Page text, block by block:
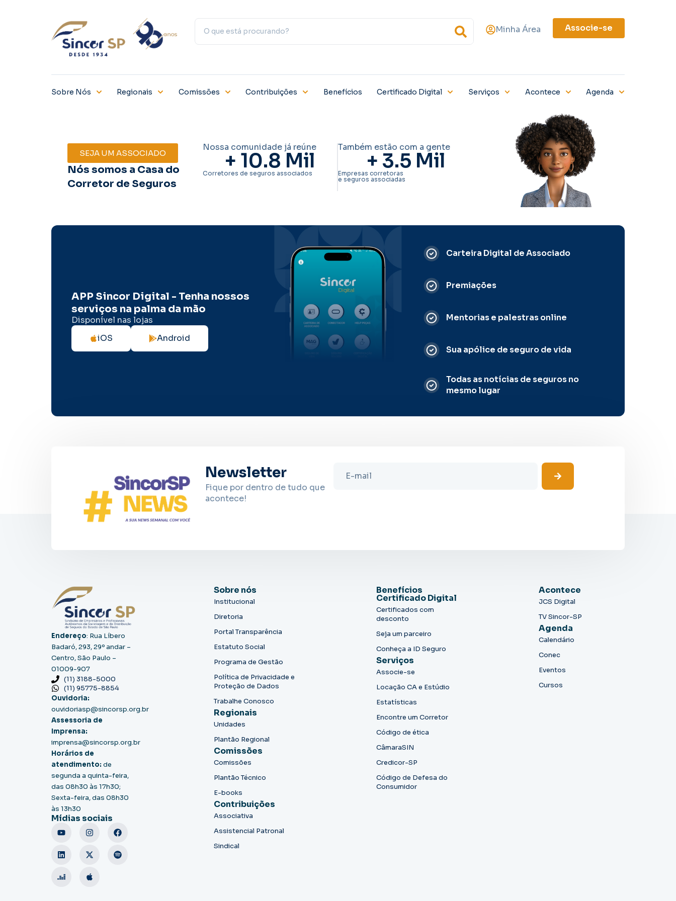
Minha Área Associe-se
Sobre Nós Regionais Comissões Contribuições Benefícios Certificado Digital Serviços Acontece Agenda
SEJA UM ASSOCIADO
Nós somos a Casa do
Corretor de Seguros
Nossa comunidade já reúne
+ 10.8 Mil
Corretores de seguros associados
Também estão com a gente
+ 3.5 Mil
Empresas corretoras
e seguros associadas
APP Sincor Digital - Tenha nossos
serviços na palma da mão
Disponível nas lojas
iOS
Android
Carteira Digital de Associado
Premiações
Mentorias e palestras online
Sua apólice de seguro de vida
Todas as notícias de seguros no
mesmo lugar
Newsletter
Fique por dentro de tudo que
acontece!
Endereço: Rua Líbero
Badaró, 293, 29º andar –
Centro, São Paulo –
01009-907
(11) 3188-5000
(11) 95775-8854
Ouvidoria:
ouvidoriasp@sincorsp.org.br
Assessoria de
Imprensa:
imprensa@sincorsp.org.br
Horários de
atendimento: de
segunda a quinta-feira,
das 08h30 às 17h30;
Sexta-feira, das 08h30
às 13h30
Mídias sociais
Sobre nós
Institucional
Diretoria
Portal Transparência
Estatuto Social
Programa de Gestão
Política de Privacidade e
Proteção de Dados
Trabalhe Conosco
Regionais
Unidades
Plantão Regional
Comissões
Comissões
Plantão Técnico
E-books
Contribuições
Associativa
Assistencial Patronal
Sindical
Benefícios
Certificado Digital
Certificados com
desconto
Seja um parceiro
Conheça a ID Seguro
Serviços
Associe-se
Locação CA e Estúdio
Estatísticas
Encontre um Corretor
Código de ética
CâmaraSIN
Credicor-SP
Código de Defesa do
Consumidor
Acontece
JCS Digital
TV Sincor-SP
Agenda
Calendário
Conec
Eventos
Cursos